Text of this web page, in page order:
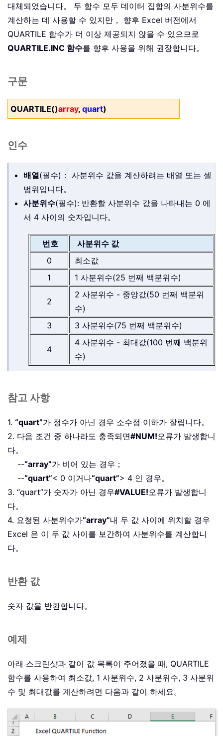
대체되었습니다。 두 함수 모두 데이터 집합의 사분위수를
계산하는 데 사용할 수 있지만， 향후 Excel 버전에서
QUARTILE 함수가 더 이상 제공되지 않을 수 있으므로
QUARTILE.INC 함수를 향후 사용을 위해 권장합니다。
구문
QUARTILE()array, quart)
인수
배열(필수)： 사분위수 값을 계산하려는 배열 또는 셀
범위입니다。
사분위수(필수): 반환할 사분위수 값을 나타내는 0 에
서 4 사이의 숫자입니다。
번호
사분위수 값
0
최소값
1
1 사분위수(25 번째 백분위수)
2
2 사분위수 - 중앙값(50 번째 백분위
수)
3
3 사분위수(75 번째 백분위수)
4
4 사분위수 - 최대값(100 번째 백분위
수)
참고 사항
1. “quart”가 정수가 아닌 경우 소수점 이하가 잘립니다。
2. 다음 조건 중 하나라도 충족되면#NUM!오류가 발생합니
다。
--“array”가 비어 있는 경우；
--“quart”< 0 이거나“quart”> 4 인 경우。
3. “quart”가 숫자가 아닌 경우#VALUE!오류가 발생합니
다。
4. 요청된 사분위수가“array”내 두 값 사이에 위치할 경우
Excel 은 이 두 값 사이를 보간하여 사분위수를 계산합니
다。
반환 값
숫자 값을 반환합니다。
예제
아래 스크린샷과 같이 값 목록이 주어졌을 때, QUARTILE
함수를 사용하여 최소값, 1 사분위수, 2 사분위수, 3 사분위
수 및 최대값를 계산하려면 다음과 같이 하세요。